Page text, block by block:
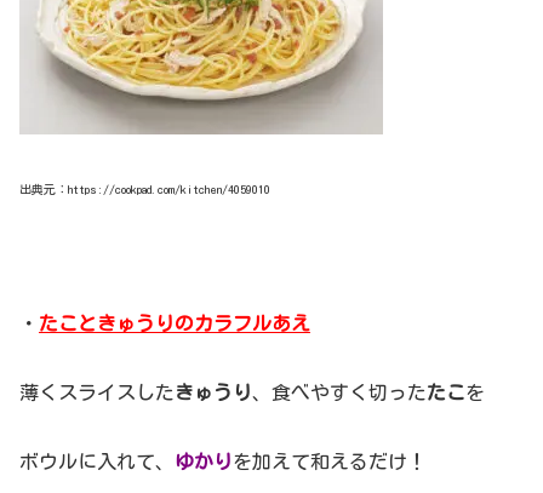
出典元：https://cookpad.com/kitchen/4059010
・ たこときゅうりのカラフルあえ
薄くスライスした きゅうり、食べやすく切ったたこを
ボウルに入れて、 ゆかりを加えて和えるだけ！